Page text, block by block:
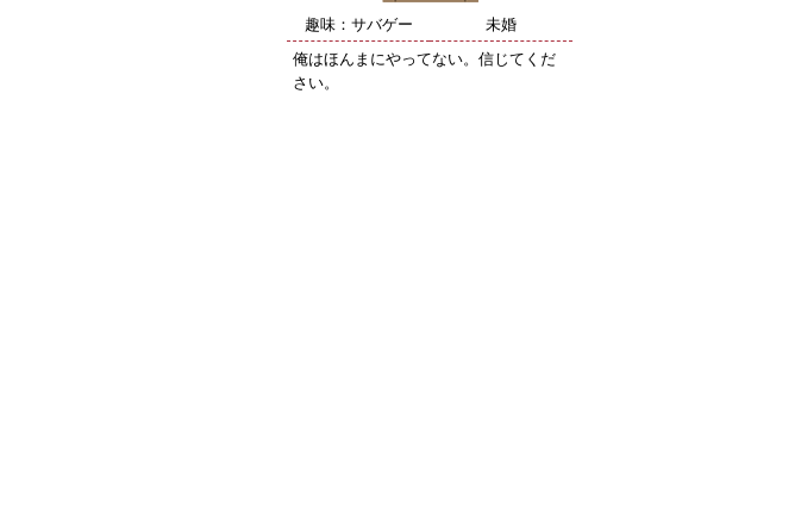
趣味：サバゲー
未婚
俺はほんまにやってない。信じてくだ
さい。